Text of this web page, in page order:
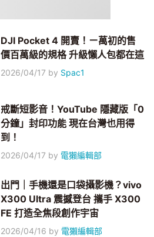
DJI Pocket 4 開賣！ㄧ萬初的售
價百萬級的規格 升級懶人包都在這
2026/04/17 by Spac1
戒斷短影音！YouTube 隱藏版「0
分鐘」封印功能 現在台灣也用得
到！
2026/04/17 by 電獺編輯部
出門｜手機還是口袋攝影機？vivo
X300 Ultra 震撼登台 攜手 X300
FE 打造全焦段創作宇宙
2026/04/16 by 電獺編輯部